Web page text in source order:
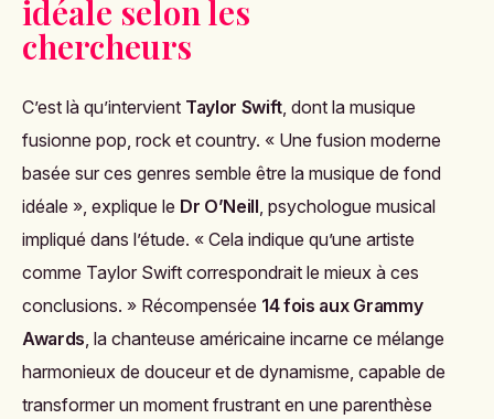
idéale selon les
chercheurs
C’est là qu’intervient Taylor Swift, dont la musique
fusionne pop, rock et country. « Une fusion moderne
basée sur ces genres semble être la musique de fond
idéale », explique le Dr O’Neill, psychologue musical
impliqué dans l’étude. « Cela indique qu’une artiste
comme Taylor Swift correspondrait le mieux à ces
conclusions. » Récompensée 14 fois aux Grammy
Awards, la chanteuse américaine incarne ce mélange
harmonieux de douceur et de dynamisme, capable de
transformer un moment frustrant en une parenthèse